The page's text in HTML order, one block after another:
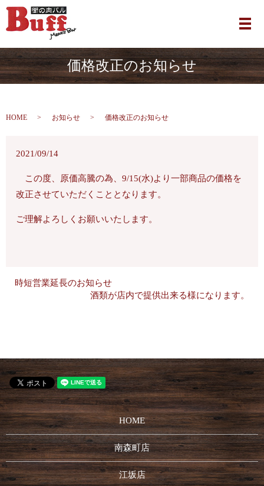
メ
価格改正のお知らせ
HOME お知らせ 価格改正のお知らせ
2021/09/14
この度、原価高騰の為、9/15(水)より一部商品の価格を
改正させていただくこととなります。
ご理解よろしくお願いいたします。
時短営業延長のお知らせ
酒類が店内で提供出来る様になります。
HOME
南森町店
江坂店